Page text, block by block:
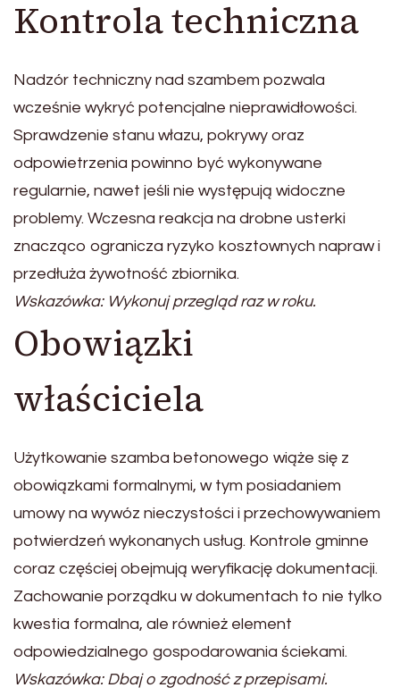
Kontrola techniczna
Nadzór techniczny nad szambem pozwala
wcześnie wykryć potencjalne nieprawidłowości.
Sprawdzenie stanu włazu, pokrywy oraz
odpowietrzenia powinno być wykonywane
regularnie, nawet jeśli nie występują widoczne
problemy. Wczesna reakcja na drobne usterki
znacząco ogranicza ryzyko kosztownych napraw i
przedłuża żywotność zbiornika.
Wskazówka: Wykonuj przegląd raz w roku.
Obowiązki
właściciela
Użytkowanie szamba betonowego wiąże się z
obowiązkami formalnymi, w tym posiadaniem
umowy na wywóz nieczystości i przechowywaniem
potwierdzeń wykonanych usług. Kontrole gminne
coraz częściej obejmują weryfikację dokumentacji.
Zachowanie porządku w dokumentach to nie tylko
kwestia formalna, ale również element
odpowiedzialnego gospodarowania ściekami.
Wskazówka: Dbaj o zgodność z przepisami.